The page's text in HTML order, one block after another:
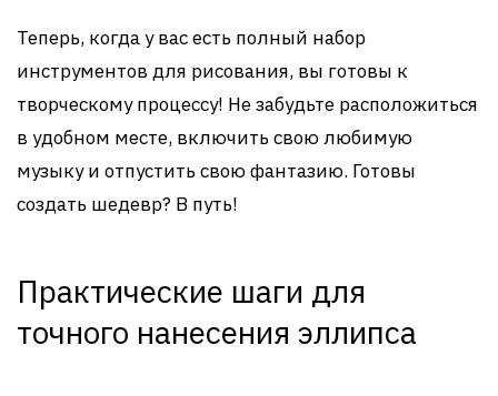
Теперь, когда у вас есть полный набор
инструментов для рисования, вы готовы к
творческому процессу! Не забудьте расположиться
в удобном месте, включить свою любимую
музыку и отпустить свою фантазию. Готовы
создать шедевр? В путь!
Практические шаги для
точного нанесения эллипса